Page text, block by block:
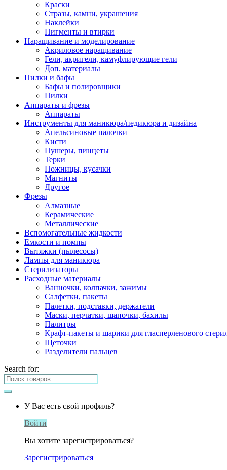
Краски
Стразы, камни, украшения
Наклейки
Пигменты и втирки
Наращивание и моделирование
Акриловое наращивание
Гели, акригели, камуфлирующие гели
Доп. материалы
Пилки и бафы
Бафы и полировщики
Пилки
Аппараты и фрезы
Аппараты
Инструменты для маникюра/педикюра и дизайна
Апельсиновые палочки
Кисти
Пушеры, пинцеты
Терки
Ножницы, кусачки
Магниты
Другое
Фрезы
Алмазные
Керамические
Металлические
Вспомогательные жидкости
Емкости и помпы
Вытяжки (пылесосы)
Лампы для маникюра
Стерилизаторы
Расходные материалы
Ванночки, колпачки, зажимы
Салфетки, пакеты
Палетки, подставки, держатели
Маски, перчатки, шапочки, бахилы
Палитры
Крафт-пакеты и шарики для гласперленового
Щеточки
Разделители пальцев
Search for:
У Вас есть свой профиль?
Войти
Вы хотите зарегистрироваться?
Зарегистрироваться